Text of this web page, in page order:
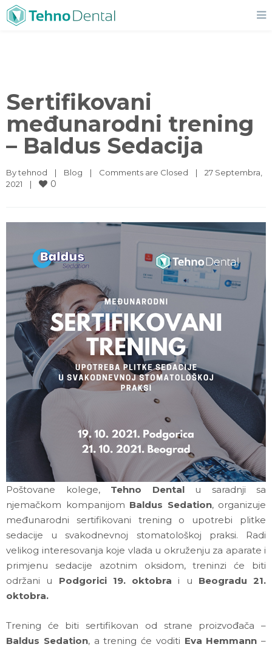
Sertifikovani
međunarodni trening
– Baldus Sedacija
By tehnod | Blog | Comments are Closed |
27 Septembra,
2021 | 0
Poštovane kolege, Tehno Dentalu saradnji sa
njemačkom kompanijom Baldus Sedation, organizuje
međunarodni sertifikovani trening o upotrebi plitke
sedacije u svakodnevnoj stomatološkoj praksi. Radi
velikog interesovanja koje vlada u okruženju za aparate i
primjenu sedacije azotnim oksidom, treninzi će biti
održani u Podgorici 19. oktobra i u Beogradu 21.
oktobra.
Trening će biti sertifikovan od strane proizvođača –
Baldus Sedation, a trening će voditi Eva Hemmann –